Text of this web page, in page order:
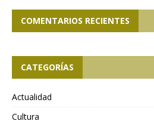
COMENTARIOS RECIENTES
CATEGORÍAS
Actualidad
Cultura